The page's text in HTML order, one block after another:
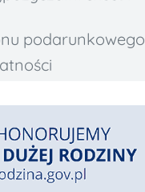
podarunkowego